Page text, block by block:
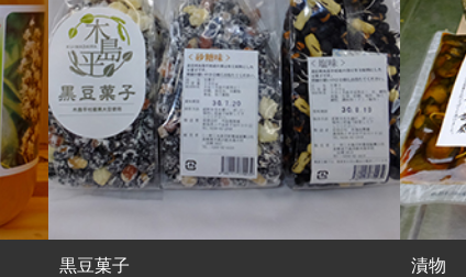
黒豆菓子 漬物